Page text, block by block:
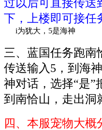
过以后可直接传送
下，上楼即可接任
i为犹大，5是海神
三、蓝国任务跑南
传送输入5，到海
神对话，选择“是”
到南恰山，走出洞
四、本服宠物大概